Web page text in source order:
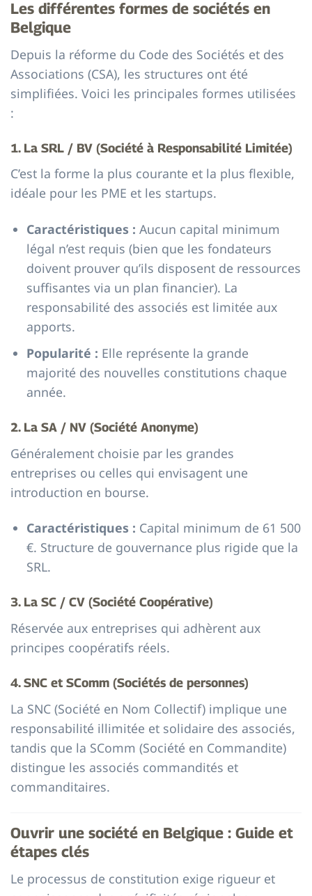
Les différentes formes de sociétés en
Belgique
Depuis la réforme du Code des Sociétés et des
Associations (CSA), les structures ont été
simplifiées. Voici les principales formes utilisées
:
1. La SRL / BV (Société à Responsabilité Limitée)
C’est la forme la plus courante et la plus flexible,
idéale pour les PME et les startups.
Caractéristiques : Aucun capital minimum
légal n’est requis (bien que les fondateurs
doivent prouver qu’ils disposent de ressources
suffisantes via un plan financier). La
responsabilité des associés est limitée aux
apports.
Popularité : Elle représente la grande
majorité des nouvelles constitutions chaque
année.
2. La SA / NV (Société Anonyme)
Généralement choisie par les grandes
entreprises ou celles qui envisagent une
introduction en bourse.
Caractéristiques : Capital minimum de 61 500
€. Structure de gouvernance plus rigide que la
SRL.
3. La SC / CV (Société Coopérative)
Réservée aux entreprises qui adhèrent aux
principes coopératifs réels.
4. SNC et SComm (Sociétés de personnes)
La SNC (Société en Nom Collectif) implique une
responsabilité illimitée et solidaire des associés,
tandis que la SComm (Société en Commandite)
distingue les associés commandités et
commanditaires.
Ouvrir une société en Belgique : Guide et
étapes clés
Le processus de constitution exige rigueur et